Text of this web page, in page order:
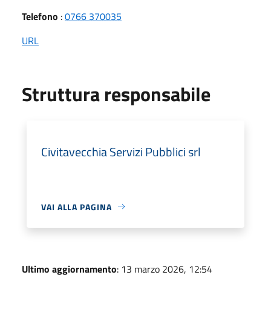
Telefono :0766 370035
URL
Struttura responsabile
Civitavecchia Servizi Pubblici srl
VAI ALLA PAGINA
Ultimo aggiornamento: 13 marzo 2026, 12:54